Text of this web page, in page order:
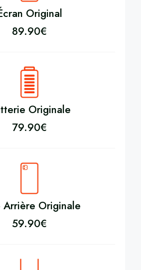
Original
89.90€
Originale
79.90€
Arrière Originale
59.90€